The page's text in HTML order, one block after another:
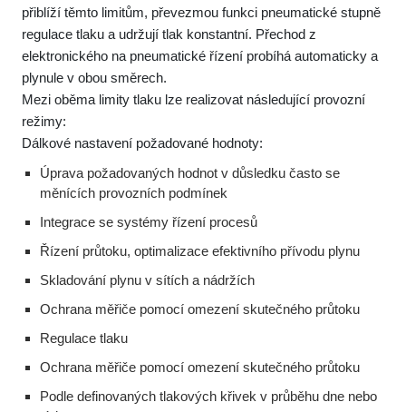
přiblíží těmto limitům, převezmou funkci pneumatické stupně
regulace tlaku a udržují tlak konstantní. Přechod z
elektronického na pneumatické řízení probíhá automaticky a
plynule v obou směrech.
Mezi oběma limity tlaku lze realizovat následující provozní
režimy:
Dálkové nastavení požadované hodnoty:
Úprava požadovaných hodnot v důsledku často se
měnících provozních podmínek
Integrace se systémy řízení procesů
Řízení průtoku, optimalizace efektivního přívodu plynu
Skladování plynu v sítích a nádržích
Ochrana měřiče pomocí omezení skutečného průtoku
Regulace tlaku
Ochrana měřiče pomocí omezení skutečného průtoku
Podle definovaných tlakových křivek v průběhu dne nebo